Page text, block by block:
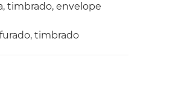
timbrado, envelope
timbrado